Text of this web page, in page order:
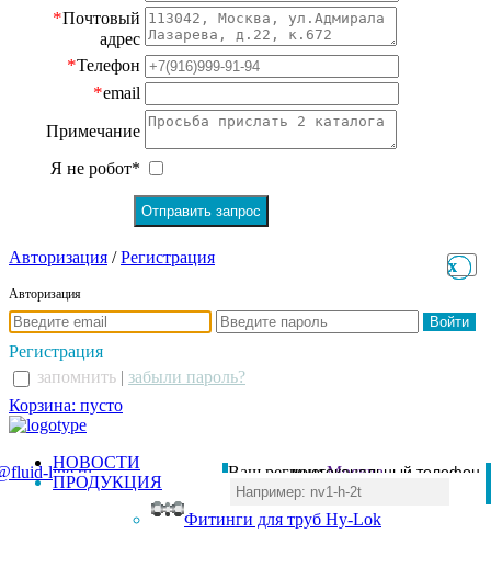
*Почтовый
адрес
*Телефон
*email
Примечание
Я не робот*
Авторизация /Регистрация x
x
Авторизация
Регистрация
запомнить
забыли пароль?
Корзина: пусто
line.ru многоканальный телефон
+7 (495) 984-41-00
Ваш регион:Москва
НОВОСТИ
ПРОДУКЦИЯ
Фитинги для труб Hy-Lok